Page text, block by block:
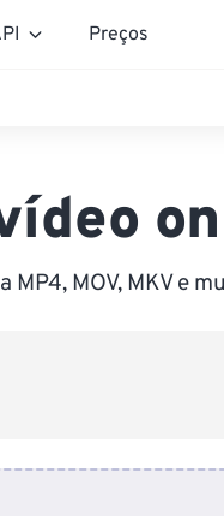
Preços
MOV, MKV e